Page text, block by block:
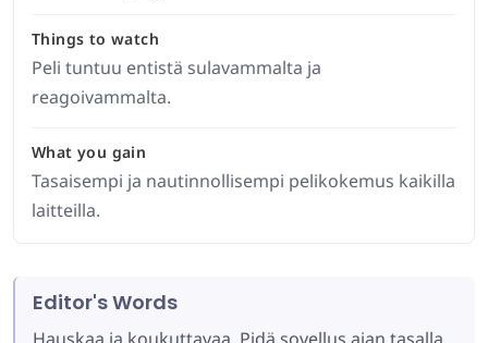
Things to watch
Peli tuntuu entistä sulavammalta ja
reagoivammalta.
What you gain
Tasaisempi ja nautinnollisempi pelikokemus kaikilla
laitteilla.
Editor's Words